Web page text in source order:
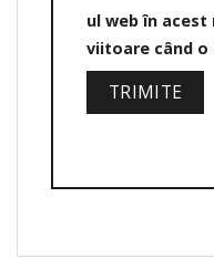
ul web în
viitoare când o